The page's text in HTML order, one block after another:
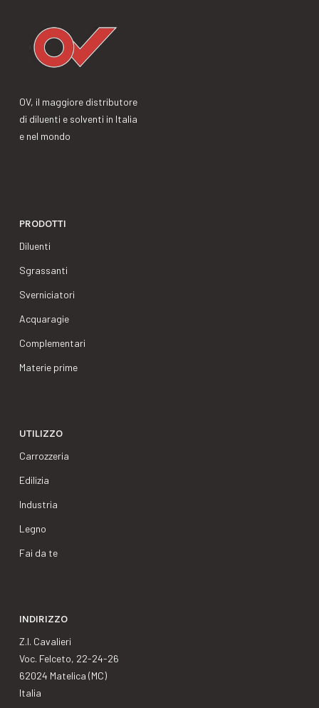
OV, il maggiore distributore
di diluenti e solventi in Italia
e nel mondo
PRODOTTI
Diluenti
Sgrassanti
Sverniciatori
Acquaragie
Complementari
Materie prime
UTILIZZO
Carrozzeria
Edilizia
Industria
Legno
Fai da te
INDIRIZZO
Z.I. Cavalieri
Voc. Felceto, 22-24-26
62024 Matelica (MC)
Italia